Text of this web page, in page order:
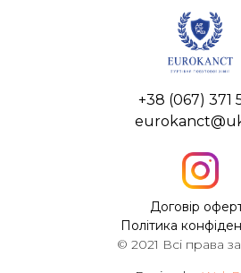
© 2021 Всі права
+38 (067) 371
Політика
Договір